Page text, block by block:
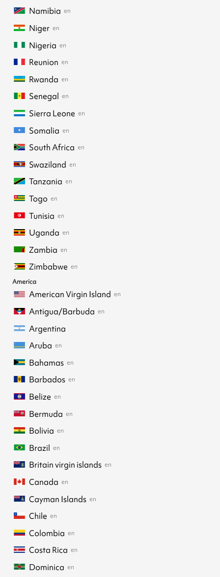
Namibia en
Niger en
Nigeria en
Reunion en
Rwanda en
Senegal en
Sierra Leone en
Somalia en
South Africa en
Swaziland en
Tanzania en
Togo en
Tunisia en
Uganda en
Zambia en
Zimbabwe en
America
American Virgin Island en
Antigua/Barbuda en
Argentina
Aruba en
Bahamas en
Barbados en
Belize en
Bermuda en
Bolivia en
Brazil en
Britain virgin islands en
Canada en
Cayman Islands en
Chile en
Colombia en
Costa Rica en
Dominica en